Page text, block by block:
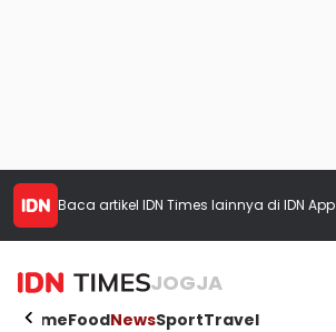
Baca artikel IDN Times lainnya di IDN App
JOGJA
HomeFoodNewsSportTravel